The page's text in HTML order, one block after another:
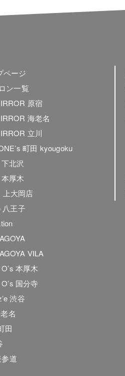
ページ
ン一覧
原宿
海老名
立川
町田 kyougoku
北沢
厚木
上大岡店
八王子
VILA
本厚木
国分寺
渋谷
名
田
道